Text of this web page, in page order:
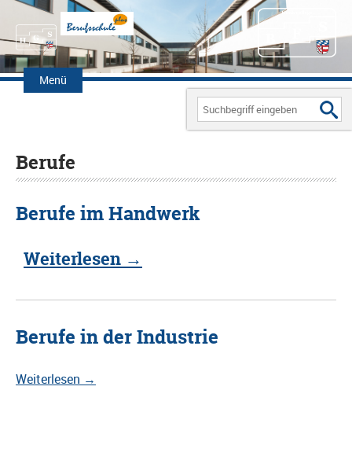
Menü
Zum
Inhalt
Search
for:
Berufe
Berufe im Handwerk
Weiterlesen →
Berufe in der Industrie
Weiterlesen →